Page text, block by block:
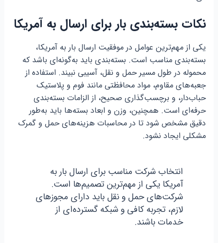
نکات بسته‌بندی بار برای ارسال به آمریکا
یکی از مهم‌ترین عوامل در موفقیت ارسال بار به آمریکا،
بسته‌بندی مناسب است. بسته‌بندی باید به‌گونه‌ای باشد که
محموله در طول مسیر حمل و نقل، آسیبی نبیند. استفاده از
جعبه‌های مقاوم، مواد محافظتی مانند فوم و پلاستیک
حباب‌دار، و برچسب‌گذاری صحیح، از الزامات بسته‌بندی
حرفه‌ای است. همچنین، وزن و ابعاد بسته‌ها باید به‌طور
دقیق مشخص شود تا در محاسبات هزینه‌های حمل و گمرک
مشکلی ایجاد نشود.
انتخاب شرکت مناسب برای ارسال بار به
آمریکا یکی از مهم‌ترین تصمیم‌ها است.
شرکت‌های حمل و نقل باید دارای مجوزهای
لازم، تجربه کافی و شبکه گسترده‌ای از
خدمات باشند.